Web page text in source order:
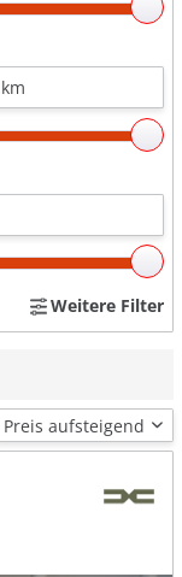
Weitere Filter